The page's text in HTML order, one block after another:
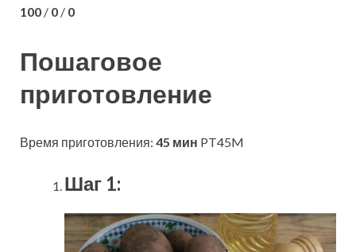
100 / 0 / 0
Пошаговое
приготовление
Время приготовления: 45 мин PT45M
Шаг 1: